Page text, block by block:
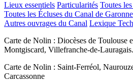
Lieux essentiels Particularités Toutes
Toutes les Écluses du Canal de Garonne
Autres ouvrages du Canal Lexique
Carte de Nolin : Diocèses de Toulouse
Montgiscard, Villefranche-de-Lauragais.
Carte de Nolin : Saint-Ferréol,
Carcassonne